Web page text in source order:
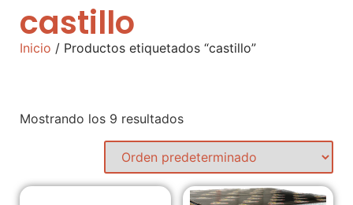
castillo
Inicio / Productos etiquetados “castillo”
Mostrando los 9 resultados